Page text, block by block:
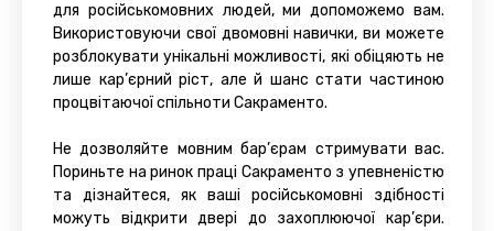
для російськомовних людей, ми допоможемо вам.
Використовуючи свої двомовні навички, ви можете
розблокувати унікальні можливості, які обіцяють не
лише кар’єрний ріст, але й шанс стати частиною
процвітаючої спільноти Сакраменто.
Не дозволяйте мовним бар’єрам стримувати вас.
Пориньте на ринок праці Сакраменто з упевненістю
та дізнайтеся, як ваші російськомовні здібності
можуть відкрити двері до захоплюючої кар’єри.